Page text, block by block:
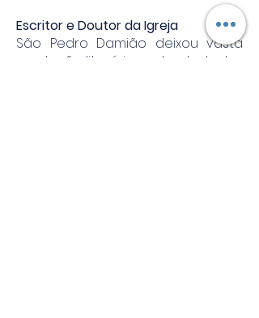
Escritor e Doutor da Igreja
São Pedro Damião deixou vasta
produção literária: cartas, tratados